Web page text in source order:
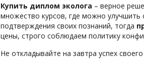
Купить диплом эколога – верное
множество курсов, где можно улучшить
подтверждения своих познаний, тогда
цены, строго соблюдаем политику
Не откладывайте на завтра успех